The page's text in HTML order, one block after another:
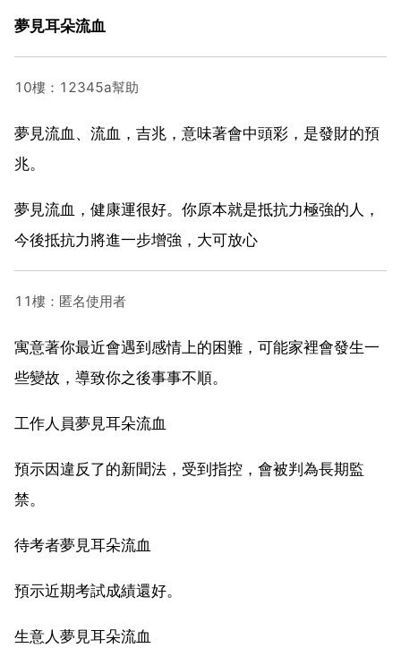
夢見耳朵流血
10樓：12345a幫助
夢見流血、流血，吉兆，意味著會中頭彩，是發財的預
兆。
夢見流血，健康運很好。你原本就是抵抗力極強的人，
今後抵抗力將進一步增強，大可放心
11樓：匿名使用者
寓意著你最近會遇到感情上的困難，可能家裡會發生一
些變故，導致你之後事事不順。
工作人員夢見耳朵流血
預示因違反了的新聞法，受到指控，會被判為長期監
禁。
待考者夢見耳朵流血
預示近期考試成績還好。
生意人夢見耳朵流血